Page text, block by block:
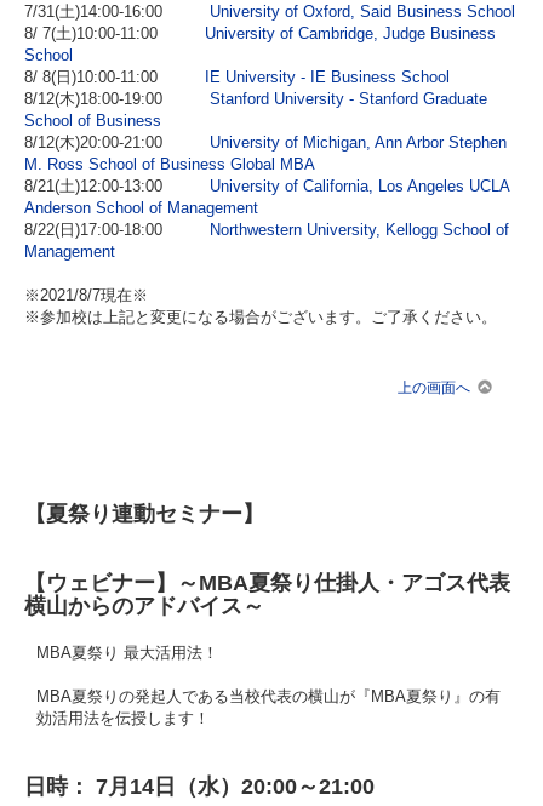
7/31(土)14:00-16:00 University of Oxford, Said Business School
8/ 7(土)10:00-11:00 University of Cambridge, Judge Business
School
8/ 8(日)10:00-11:00
IE University - IE Business School
8/12(木)18:00-19:00 Stanford University - Stanford Graduate
School of Business
8/12(木)20:00-21:00 University of Michigan, Ann Arbor Stephen
M. Ross School of Business Global MBA
8/21(土)12:00-13:00 University of California, Los Angeles UCLA
Anderson School of Management
8/22(日)17:00-18:00
Northwestern University, Kellogg School of
Management
※2021/8/7現在※
※参加校は上記と変更になる場合がございます。ご了承ください。
上の画面へ
【夏祭り連動セミナー】
【ウェビナー】～MBA夏祭り仕掛人・アゴス代表
横山からのアドバイス～
MBA夏祭り 最大活用法！
MBA夏祭りの発起人である当校代表の横山が『MBA夏祭り』の有
効活用法を伝授します！
日時： 7月14日（水）20:00～21:00